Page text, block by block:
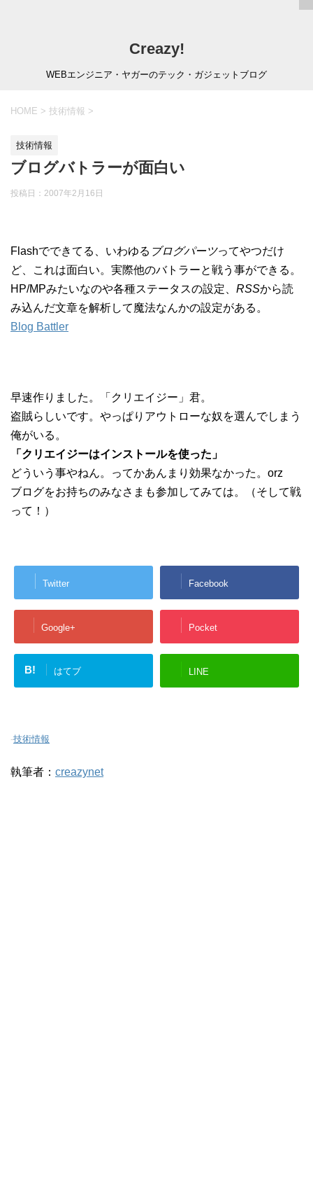
Creazy!
WEBエンジニア・ヤガーのテック・ガジェットブログ
HOME > 技術情報 >
技術情報
ブログバトラーが面白い
投稿日： 2007年2月16日
Flashでできてる、いわゆる ブログパーツってやつだけ
ど、これは面白い。実際他のバトラーと戦う事ができる。
HP/MPみたいなのや各種ステータスの設定、 RSSから読
み込んだ文章を解析して魔法なんかの設定がある。
Blog Battler
早速作りました。「クリエイジー」君。
盗賊らしいです。やっぱりアウトローな奴を選んでしまう
俺がいる。
「クリエイジーはインストールを使った」
どういう事やねん。ってかあんまり効果なかった。orz
ブログをお持ちのみなさまも参加してみては。（そして戦
って！）
Twitter Facebook
Google+ Pocket
B! はてブ LINE
-技術情報
執筆者： creazynet